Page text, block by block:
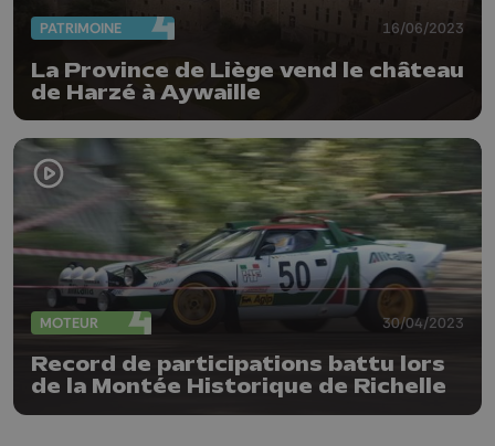
PATRIMOINE 16/06/2023
La Province de Liège vend le château
de Harzé à Aywaille
MOTEUR 30/04/2023
Record de participations battu lors
de la Montée Historique de Richelle